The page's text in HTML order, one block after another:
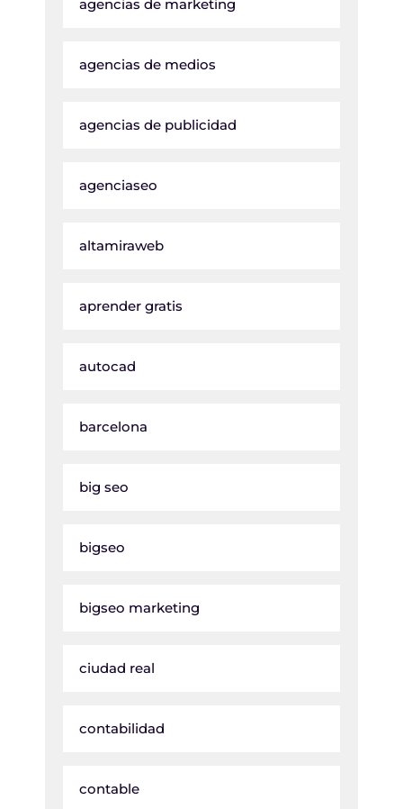
agencias de marketing
agencias de medios
agencias de publicidad
agenciaseo
altamiraweb
aprender gratis
autocad
barcelona
big seo
bigseo
bigseo marketing
ciudad real
contabilidad
contable